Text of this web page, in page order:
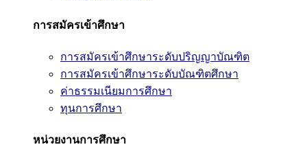
การสมัครเข้าศึกษา
การสมัครเข้าศึกษาระดับปริญญาบัณฑิต
การสมัครเข้าศึกษาระดับบัณฑิตศึกษา
ค่าธรรมเนียมการศึกษา
ทุนการศึกษา
หน่วยงานการศึกษา